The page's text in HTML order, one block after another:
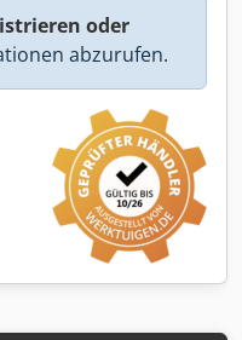
oder
abzurufen.